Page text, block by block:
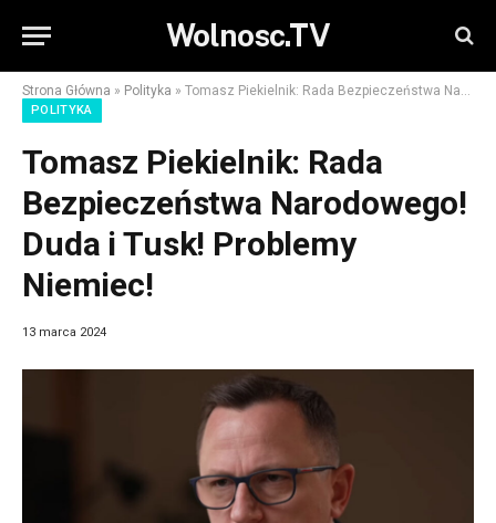
Wolnosc.TV
Strona Główna » Polityka » Tomasz Piekielnik: Rada Bezpieczeństwa Narodowego! Duda i Tusk! Problemy Niemiec!
POLITYKA
Tomasz Piekielnik: Rada
Bezpieczeństwa Narodowego!
Duda i Tusk! Problemy
Niemiec!
13 marca 2024